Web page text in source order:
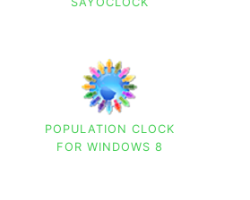
POPULATION CLOCK
FOR WINDOWS 8